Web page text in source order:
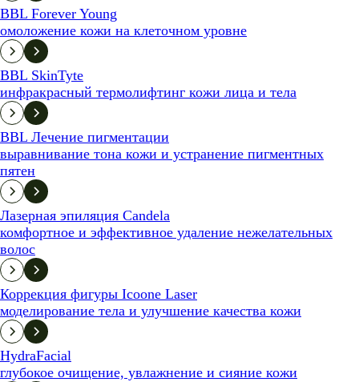
BBL Forever Young
омоложение кожи на клеточном уровне
BBL SkinTyte
инфракрасный термолифтинг кожи лица и тела
BBL Лечение пигментации
выравнивание тона кожи и устранение пигментных
пятен
Лазерная эпиляция Candela
комфортное и эффективное удаление нежелательных
волос
Коррекция фигуры Icoone Laser
моделирование тела и улучшение качества кожи
HydraFacial
глубокое очищение, увлажнение и сияние кожи